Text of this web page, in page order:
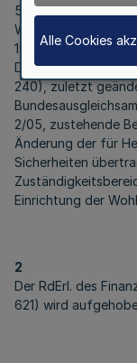
5.7.1954 (Mtbl.
Weisung des
1957 S. 497), und
240), zuletzt
2/05, zustehende
Änderung der für
Sicherheiten
Einrichtung der
2
Der RdErl. des
621) wird
Alle Cookies